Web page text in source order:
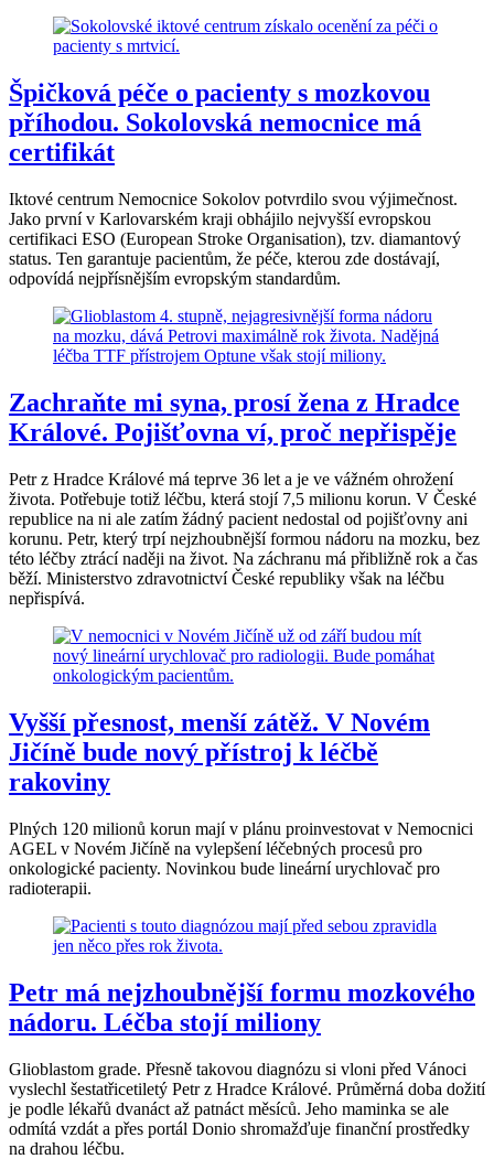
Špičková péče o pacienty s mozkovou
příhodou. Sokolovská nemocnice má
certifikát
Iktové centrum Nemocnice Sokolov potvrdilo svou výjimečnost.
Jako první v Karlovarském kraji obhájilo nejvyšší evropskou
certifikaci ESO (European Stroke Organisation), tzv. diamantový
status. Ten garantuje pacientům, že péče, kterou zde dostávají,
odpovídá nejpřísnějším evropským standardům.
Zachraňte mi syna, prosí žena z Hradce
Králové. Pojišťovna ví, proč nepřispěje
Petr z Hradce Králové má teprve 36 let a je ve vážném ohrožení
života. Potřebuje totiž léčbu, která stojí 7,5 milionu korun. V České
republice na ni ale zatím žádný pacient nedostal od pojišťovny ani
korunu. Petr, který trpí nejzhoubnější formou nádoru na mozku, bez
této léčby ztrácí naději na život. Na záchranu má přibližně rok a čas
běží. Ministerstvo zdravotnictví České republiky však na léčbu
nepřispívá.
Vyšší přesnost, menší zátěž. V Novém
Jičíně bude nový přístroj k léčbě
rakoviny
Plných 120 milionů korun mají v plánu proinvestovat v Nemocnici
AGEL v Novém Jičíně na vylepšení léčebných procesů pro
onkologické pacienty. Novinkou bude lineární urychlovač pro
radioterapii.
Petr má nejzhoubnější formu mozkového
nádoru. Léčba stojí miliony
Glioblastom grade. Přesně takovou diagnózu si vloni před Vánoci
vyslechl šestatřicetiletý Petr z Hradce Králové. Průměrná doba dožití
je podle lékařů dvanáct až patnáct měsíců. Jeho maminka se ale
odmítá vzdát a přes portál Donio shromažďuje finanční prostředky
na drahou léčbu.